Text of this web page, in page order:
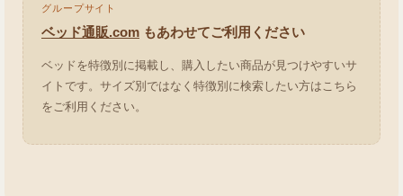
グループサイト
ベッド通販.com もあわせてご利用ください
ベッドを特徴別に掲載し、購入したい商品が見つけやすいサ
イトです。サイズ別ではなく特徴別に検索したい方はこちら
をご利用ください。